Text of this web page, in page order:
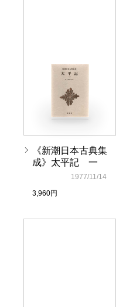
《新潮日本古典集
成》太平記 一
3,960円
1977/11/14